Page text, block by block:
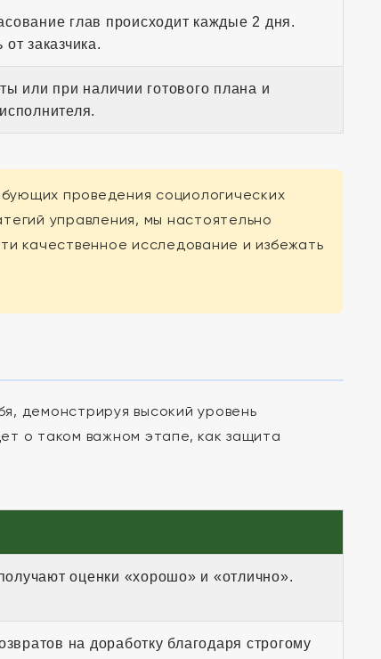
глав происходит каждые 2 дня.
заказчика.
или при наличии готового плана и
проведения социологических
управления, мы настоятельно
качественное исследование и избежать
демонстрируя высокий уровень
о таком важном этапе, как защита
оценки «хорошо» и «отлично».
на доработку благодаря строгому